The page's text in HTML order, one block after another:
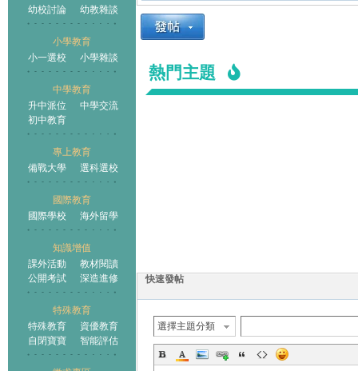
幼校討論
幼教雜談
小學教育
小一選校
小學雜談
中學教育
升中派位
中學交流
初中教育
專上教育
備戰大學
選科選校
國際教育
國際學校
海外留學
知識增值
課外活動
教材閱讀
公開考試
深造進修
特殊教育
特殊教育
資優教育
自閉寶寶
智能評估
王國
熱門主題
快速發帖
選擇主題分類